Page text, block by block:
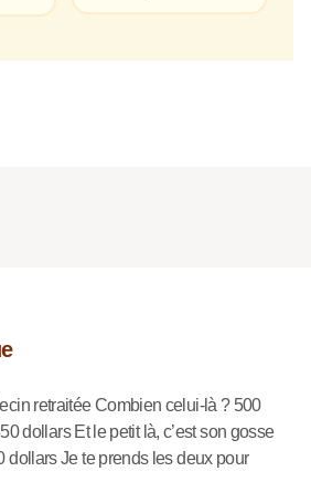
retraitée Combien celui-là ? 500
dollars Et le petit là, c’est son gosse
dollars Je te prends les deux pour